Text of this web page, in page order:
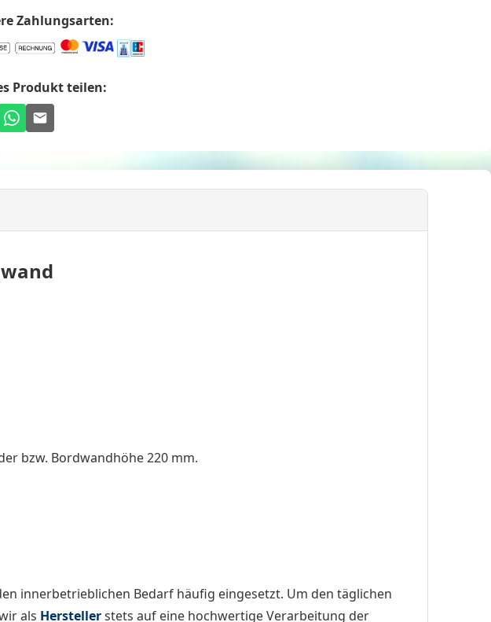
Zahlungsarten:
Produkt teilen:
bzw. Bordwandhöhe 220 mm.
innerbetrieblichen Bedarf häufig eingesetzt. Um den täglichen
als Herstellerstets auf eine hochwertige Verarbeitung der